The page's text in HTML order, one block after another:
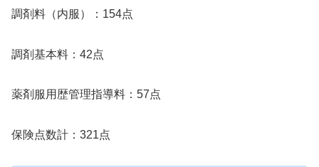
調剤料（内服）：154点
調剤基本料：42点
薬剤服用歴管理指導料：57点
保険点数計：321点